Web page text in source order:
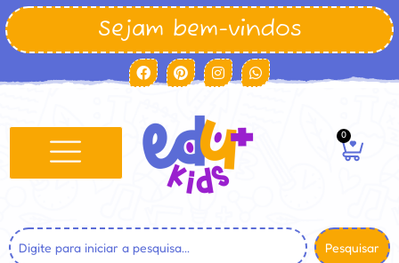
Sejam bem-vindos
0
Pesquisar